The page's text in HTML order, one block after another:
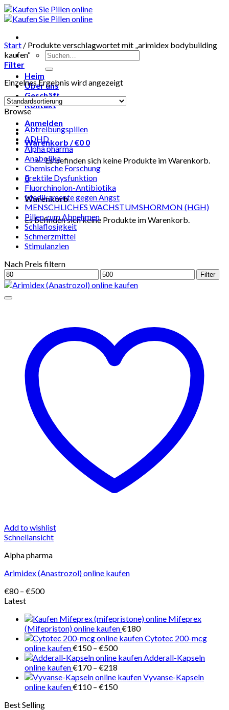
Skip
to
Suchen
nach:
Heim
Über uns
Geschäft
Kontakt
Anmelden
Warenkorb /€0 0
Es befinden sich keine Produkte im Warenkorb.
0
Warenkorb
Es befinden sich keine Produkte im Warenkorb.
Start / Produkte verschlagwortet mit „arimidex bodybuilding
kaufen“
Filter
Einzelnes Ergebnis wird angezeigt
Browse
Abtreibungspillen
ADHD
Alpha pharma
Anabolika
Chemische Forschung
Erektile Dysfunktion
Fluorchinolon-Antibiotika
Medikamente gegen Angst
MENSCHLICHES WACHSTUMSHORMON (HGH)
Pillen zum Abnehmen
Schlaflosigkeit
Schmerzmittel
Stimulanzien
Nach Preis filtern
Min.
Preis
Max.
Preis
Filter
Add to wishlist
Schnellansicht
Alpha pharma
Arimidex (Anastrozol) online kaufen
€80 – €500Preisspanne:
€500
Latest
Mifeprex
(Mifepriston) online kaufen€180
Cytotec 200-mcg
online kaufen€150 – €500Preisspanne:
€150
€500
Adderall-Kapseln
online kaufen€170 – €218
€170
bis
Vyvanse-Kapseln
online kaufen€110 – €150Preisspanne:
Best Selling